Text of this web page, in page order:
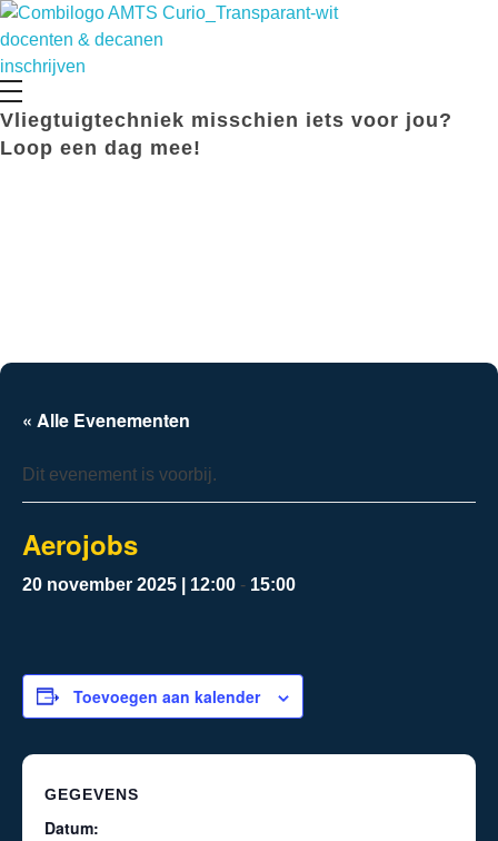
Opleiding Vliegtuigtechniek
docenten & decanen
inschrijven
Vliegtuigtechniek misschien iets voor jou?
Loop een dag mee!
« Alle Evenementen
Dit evenement is voorbij.
Aerojobs
20 november 2025 | 12:00 - 15:00
Toevoegen aan kalender
GEGEVENS
Datum: